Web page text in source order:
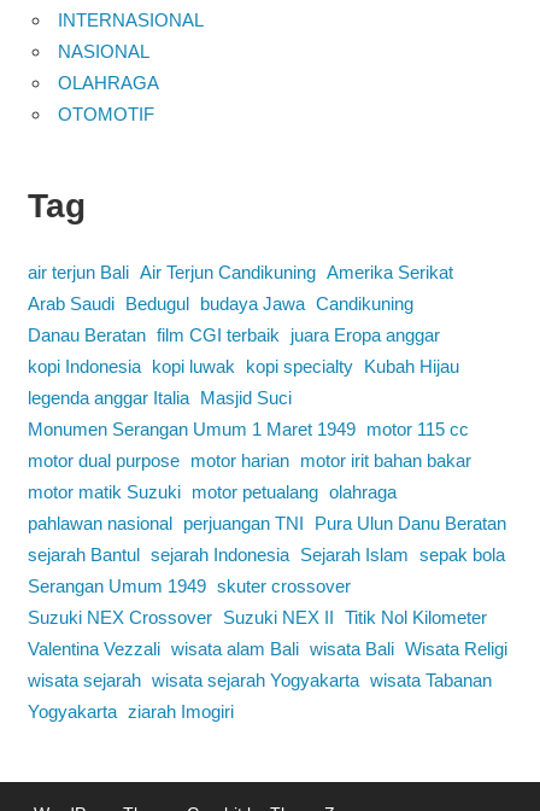
INTERNASIONAL
NASIONAL
OLAHRAGA
OTOMOTIF
Tag
air terjun Bali Air Terjun Candikuning Amerika Serikat
Arab Saudi
Bedugul budaya Jawa Candikuning
Danau Beratan film CGI terbaik
juara Eropa anggar
kopi Indonesia
kopi luwak kopi specialty
Kubah Hijau
legenda anggar Italia
Masjid Suci
Monumen Serangan Umum 1 Maret 1949
motor 115 cc
motor dual purpose
motor harian
motor irit bahan bakar
motor matik Suzuki
motor petualang olahraga
pahlawan nasional
perjuangan TNI
Pura Ulun Danu Beratan
sejarah Bantul sejarah Indonesia Sejarah Islam sepak bola
Serangan Umum 1949 skuter crossover
Suzuki NEX Crossover
Suzuki NEX II Titik Nol Kilometer
Valentina Vezzali wisata alam Bali wisata Bali Wisata Religi
wisata sejarah wisata sejarah Yogyakarta wisata Tabanan
Yogyakarta ziarah Imogiri